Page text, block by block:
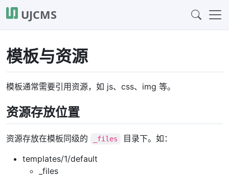
UJCMS
模板与资源
模板通常需要引用资源，如 js、css、img 等。
资源存放位置
资源存放在模板同级的 _files
目录下。如：
templates/1/default
_files